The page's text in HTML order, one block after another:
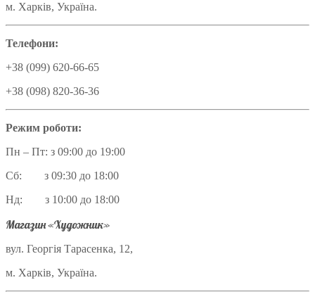
м. Харків, Україна.
Телефони:
+38 (099) 620-66-65
+38 (098) 820-36-36
Режим роботи:
Пн – Пт: з 09:00 до 19:00
Сб: з 09:30 до 18:00
Нд: з 10:00 до 18:00
Магазин «Художник»
вул. Георгія Тарасенка, 12,
м. Харків, Україна.